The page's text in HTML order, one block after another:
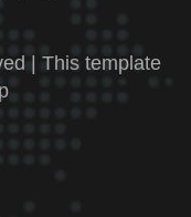
| This template